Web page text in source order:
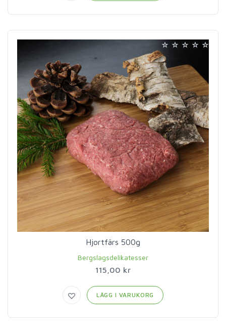
Hjortfärs 500g
Bergslagsdelikatesser
115,00 kr
LÄGG I VARUKORG